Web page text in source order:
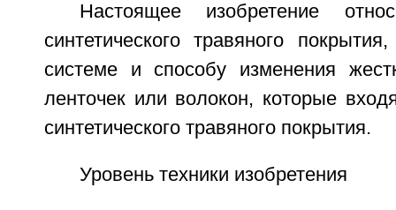
Настоящее изобретение
синтетического травяного
системе и способу изменения
ленточек или волокон, которые
синтетического травяного покрытия.
Уровень техники изобретения